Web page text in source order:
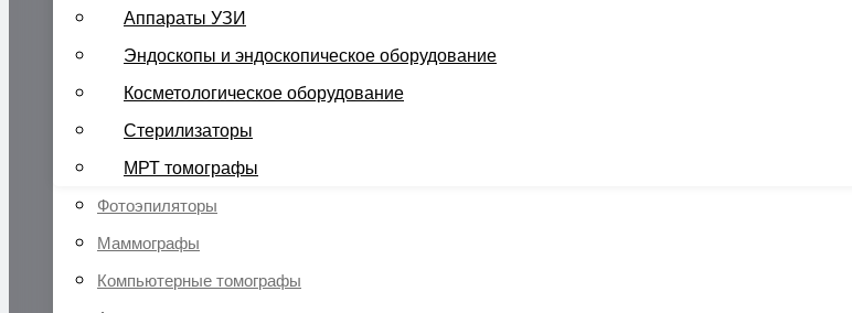
Аппараты УЗИ
Эндоскопы и эндоскопическое оборудование
Косметологическое оборудование
Стерилизаторы
МРТ томографы
Фотоэпиляторы
Маммографы
Компьютерные томографы